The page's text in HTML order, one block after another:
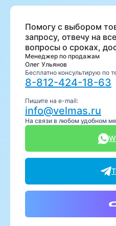
Помогу с выбором
запросу, отвечу на
вопросы о сроках,
Менеджер по продажам
Олег Ульянов
Бесплатно консультирую по
8-812-424-18-63
Пишите на e-mail:
info@velmas.ru
На связи в любом удобном